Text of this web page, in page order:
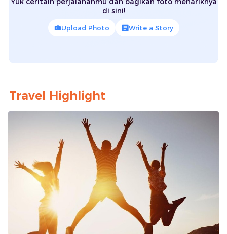
di sini!
Upload Photo Write a Story
Travel Highlight